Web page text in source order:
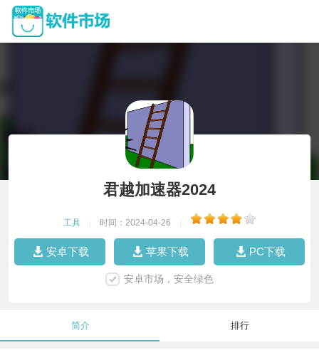
君越加速器2024
工具 时间：2024-04-26
安卓下载 苹果下载 PC下载
安卓市场，安全绿色
简介 排行